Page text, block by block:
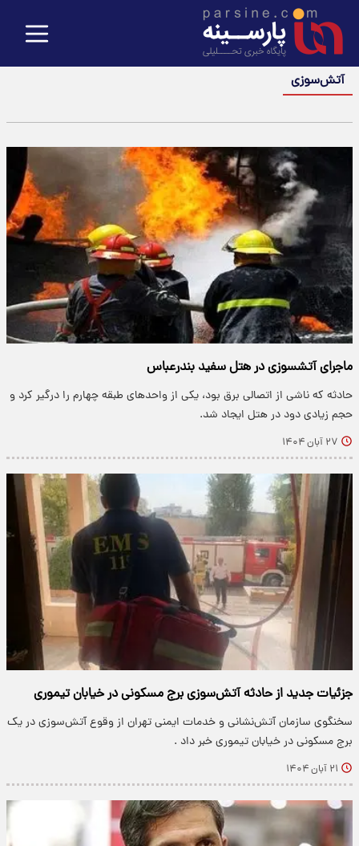
آتش‌سوزی
ماجرای آتشسوزی در هتل سفید بندرعباس
حادثه که ناشی از اتصالی برق بود، یکی از واحدهای طبقه چهارم را درگیر کرد و
حجم زیادی دود در هتل ایجاد شد.
۲۷ آبان ۱۴۰۴
جزئیات جدید از حادثه آتش‌سوزی برج مسکونی در خیابان تیموری
سخنگوی سازمان آتش‌نشانی و خدمات ایمنی تهران از وقوع آتش‌سوزی در یک
برج مسکونی در خیابان تیموری خبر داد .
۲۱ آبان ۱۴۰۴